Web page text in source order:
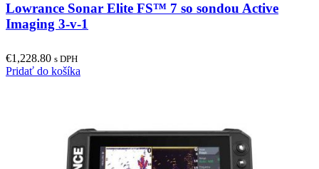
Lowrance Sonar Elite FS™ 7 so sondou Active
Imaging 3-v-1
€1,228.80 s DPH
Pridať do košíka